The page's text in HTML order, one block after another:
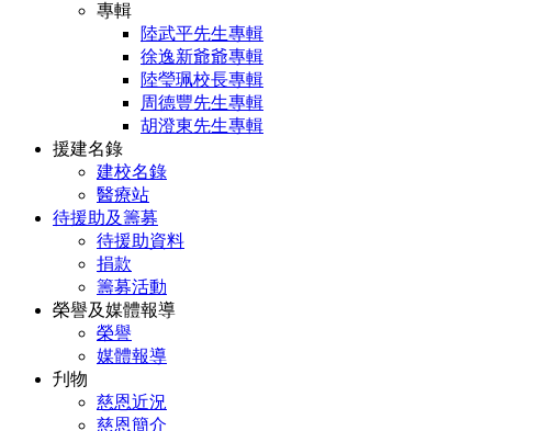
專輯
陸武平先生專輯
徐逸新爺爺專輯
陸瑩珮校長專輯
周德豐先生專輯
胡澄東先生專輯
援建名錄
建校名錄
醫療站
待援助及籌募
待援助資料
捐款
籌募活動
榮譽及媒體報導
榮譽
媒體報導
刋物
慈恩近況
慈恩簡介